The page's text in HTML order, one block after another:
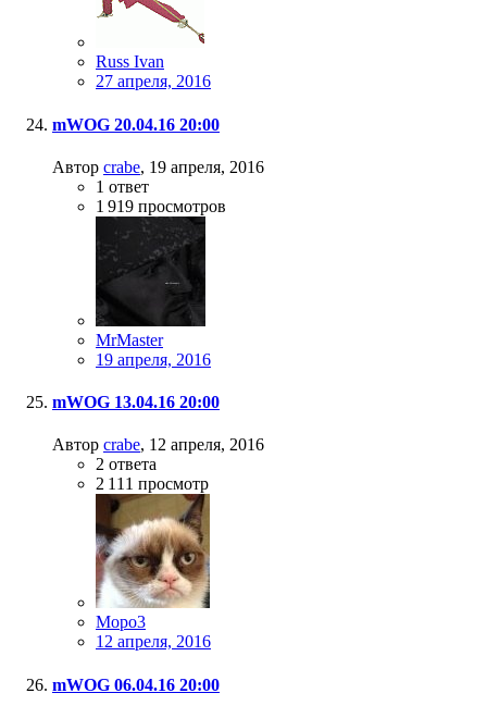
Russ Ivan
27 апреля, 2016
mWOG 20.04.16 20:00
Автор crabe, 19 апреля, 2016
1 ответ
1 919 просмотров
MrMaster
19 апреля, 2016
mWOG 13.04.16 20:00
Автор crabe, 12 апреля, 2016
2 ответа
2 111 просмотр
Mopo3
12 апреля, 2016
mWOG 06.04.16 20:00